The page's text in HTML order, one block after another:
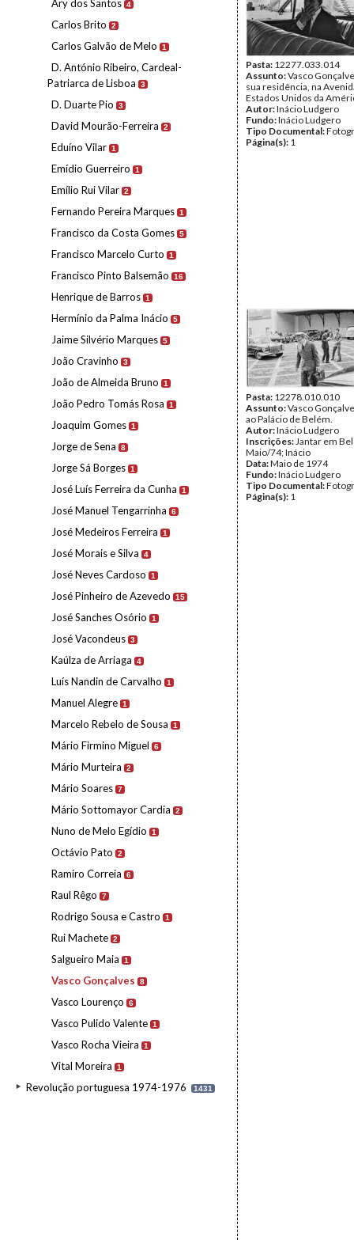
Ary dos Santos 4
Carlos Brito 2
Carlos Galvão de Melo 1
D. António Ribeiro, Cardeal-
Patriarca de Lisboa
3
D. Duarte Pio 3
David Mourão-Ferreira 2
Eduíno Vilar 1
Emídio Guerreiro 1
Emílio Rui Vilar 2
Fernando Pereira Marques 1
Francisco da Costa Gomes 5
Francisco Marcelo Curto 1
Francisco Pinto Balsemão 16
Henrique de Barros 1
Hermínio da Palma Inácio 5
Jaime Silvério Marques 5
João Cravinho 3
João de Almeida Bruno 1
João Pedro Tomás Rosa 1
Joaquim Gomes 1
Jorge de Sena 8
Jorge Sá Borges 1
José Luís Ferreira da Cunha 1
José Manuel Tengarrinha 6
José Medeiros Ferreira 1
José Morais e Silva 4
José Neves Cardoso 1
José Pinheiro de Azevedo 15
José Sanches Osório 1
José Vacondeus 3
Kaúlza de Arriaga 4
Luís Nandin de Carvalho 1
Manuel Alegre 1
Marcelo Rebelo de Sousa 1
Mário Firmino Miguel 6
Mário Murteira 2
Mário Soares 7
Mário Sottomayor Cardia 2
Nuno de Melo Egídio 1
Octávio Pato 2
Ramiro Correia 6
Raul Rêgo 7
Rodrigo Sousa e Castro 1
Rui Machete 2
Salgueiro Maia 1
Vasco Gonçalves 8
Vasco Lourenço 6
Vasco Pulido Valente 1
Vasco Rocha Vieira 1
Vital Moreira 1
Revolução portuguesa 1974-1976 1431
Pasta: 12277.033.014
Assunto:Vasco
sua residência, na
Estados Unidos da
Autor:Inácio Ludgero
Fundo:Inácio Ludgero
Tipo Documental:
Página(s): 1
Pasta: 12278.010.010
Assunto:Vasco
ao Palácio de Belém.
Autor:Inácio Ludgero
Inscrições:Jantar em
Maio/74; Inácio
Data:Maio de 1974
Fundo:Inácio Ludgero
Tipo Documental:
Página(s): 1